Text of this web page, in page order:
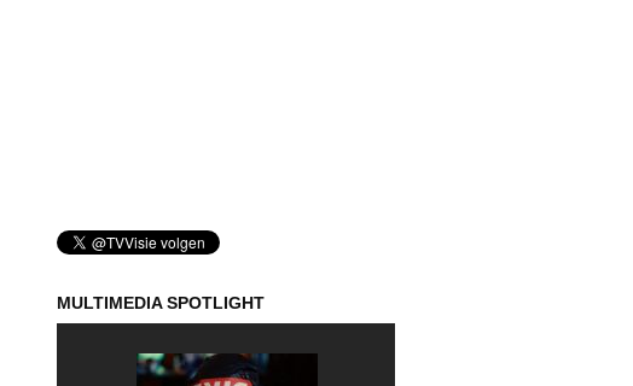
MULTIMEDIA SPOTLIGHT